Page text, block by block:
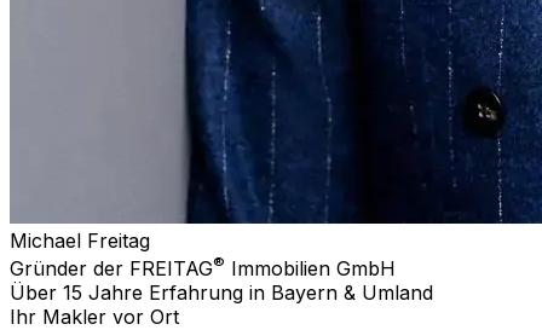
Michael Freitag
Gründer der FREITAG® Immobilien GmbH
Über 15 Jahre Erfahrung in Bayern & Umland
Ihr Makler vor Ort